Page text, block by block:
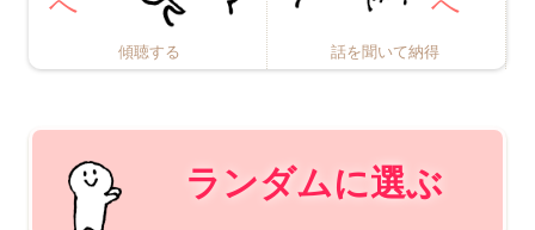
傾聴する 話を聞いて納得
ランダムに選ぶ